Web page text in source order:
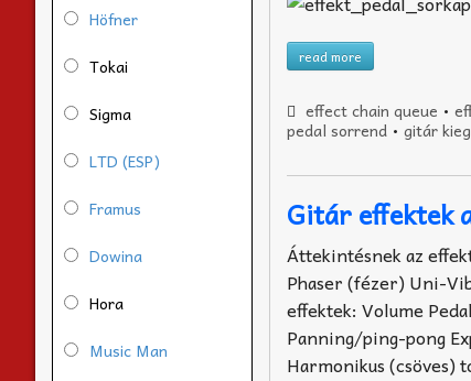
read more
effect chain queue •
pedal sorrend •gitár
Gitár effektek
Áttekintésnek az
Phaser (fézer) Uni-
effektek: Volume
Panning/ping-pong
Harmonikus (csöves)
Höfner
Tokai
Sigma
LTD (ESP)
Framus
Dowina
Hora
Music Man